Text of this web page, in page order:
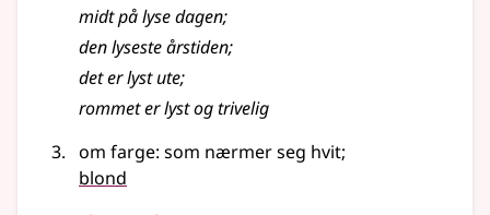
midt pålysedagen;
denlysesteårstiden;
det erlystute;
rommet erlystog trivelig
om farge: som nærmer seg hvit;
blond